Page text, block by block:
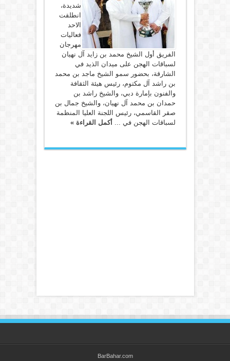
شديدة،
انطلقت
الاحد
فعاليات
مهرجان
الفريق أول الشيخ محمد بن زايد آل نهيان
لسباقات الهجن على ميدان الذيد في
الشارقة، بحضور سمو الشيخ ماجد بن محمد
بن راشد آل مكتوم، رئيس هيئة الثقافة
والفنون بإمارة دبي، والشيخ راشد بن
حمدان بن محمد آل نهيان، والشيخ جمال بن
صقر القاسمي، رئيس اللجنة العليا المنظمة
لسباقات الهجن في ... أكمل القراءة »
BarBahar.com